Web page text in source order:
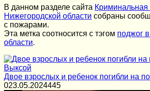
В данном разделе сайта Криминальная
Нижегородской области собраны
с пожарами.
Эта метка соотносится с тэгом поджог
области.
Двое взрослых и ребенок погибли на
023.05.2024445